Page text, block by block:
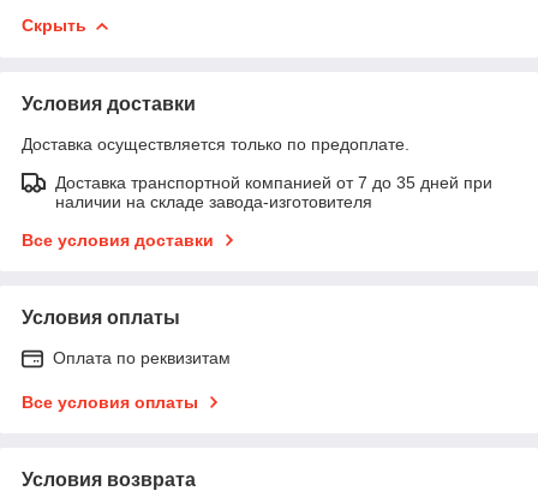
Скрыть
Условия доставки
Доставка осуществляется только по предоплате.
Доставка транспортной компанией от 7 до 35 дней при
наличии на складе завода-изготовителя
Все условия доставки
Условия оплаты
Оплата по реквизитам
Все условия оплаты
Условия возврата